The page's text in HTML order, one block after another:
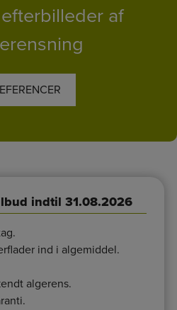
af
indtil 31.08.2026
ind i algemiddel.
algerens.